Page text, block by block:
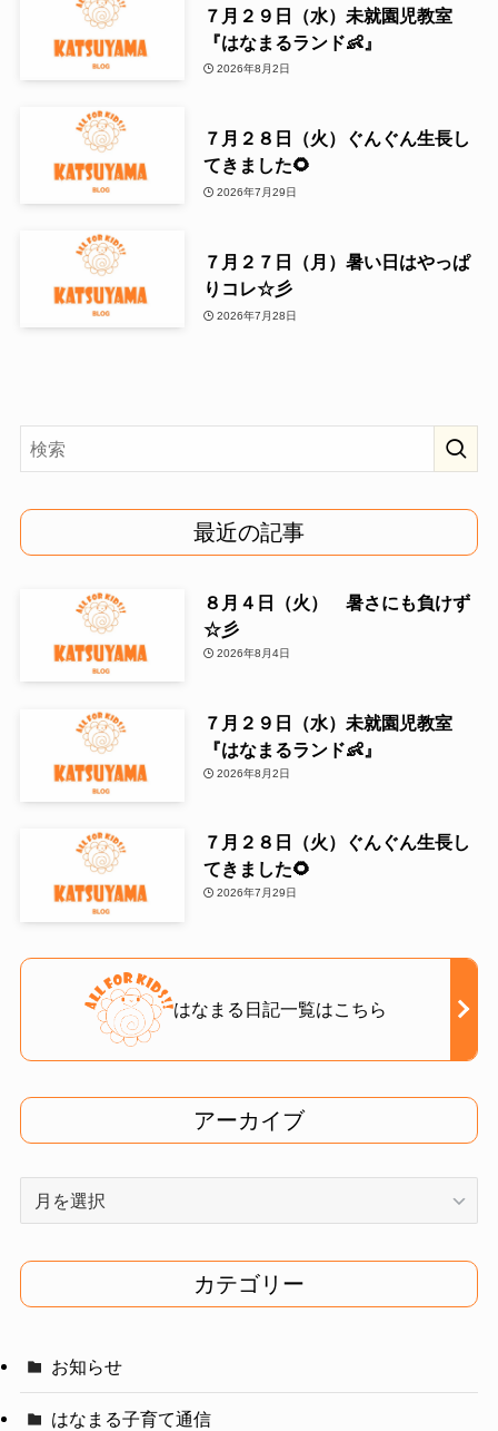
７月２９日（水）未就園児教室
『はなまるランド👶』
2026年8月2日
７月２８日（火）ぐんぐん生長し
てきました🌻
2026年7月29日
７月２７日（月）暑い日はやっぱ
りコレ☆彡
2026年7月28日
最近の記事
８月４日（火） 暑さにも負けず
☆彡
2026年8月4日
７月２９日（水）未就園児教室
『はなまるランド👶』
2026年8月2日
７月２８日（火）ぐんぐん生長し
てきました🌻
2026年7月29日
はなまる日記一覧はこちら
アーカイブ
イ
ブ
カテゴリー
お知らせ
はなまる子育て通信